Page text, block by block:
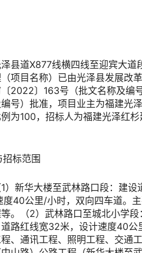
县道X877线横四线至迎宾大道
项目名称）已由光泽县发展改
2022〕163号（批文名称及编
编号）批准，项目业主为福建光
为100，招标人为福建光泽红
标范围
1）新华大楼至武林路口段：建
40公里/小时，双向四车道。
。（2）武林路口至城北小学
路红线宽32米，设计速度40
、通讯工程、照明工程、交通